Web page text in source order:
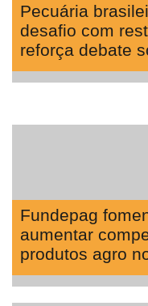
Pecuária
desafio com
reforça debate
Fundepag
aumentar
produtos agro